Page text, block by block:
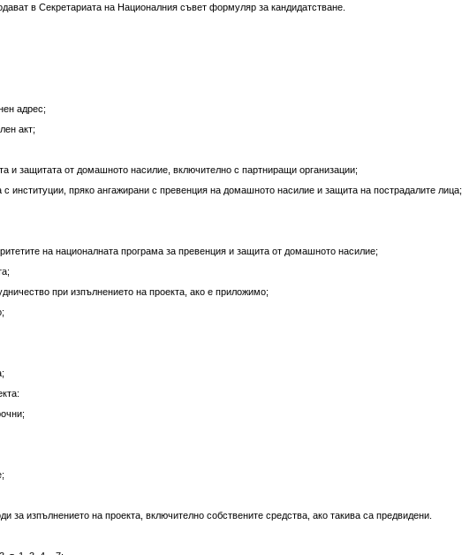
в Секретариата на Националния съвет формуляр за кандидатстване.
адрес;
акт;
и защитата от домашното насилие, включително с партниращи организации;
институции, пряко ангажирани с превенция на домашното насилие и защита на пострадалите лица;
на националната програма за превенция и защита от домашното насилие;
при изпълнението на проекта, ако е приложимо;
за изпълнението на проекта, включително собствените средства, ако такива са предвидени.